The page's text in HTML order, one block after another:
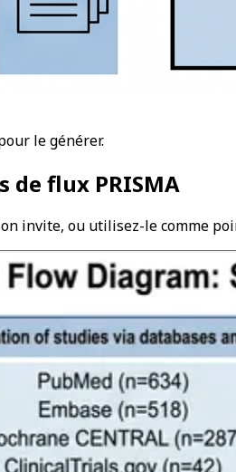
le générer.
de flux PRISMA
invite, ou utilisez-le comme